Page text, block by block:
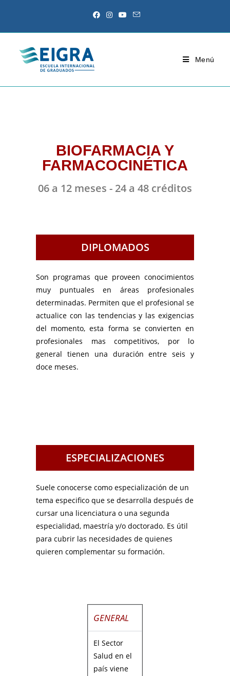
Menú
BIOFARMACIA Y
FARMACOCINÉTICA
06 a 12 meses - 24 a 48 créditos
DIPLOMADOS
Son programas que proveen conocimientos
muy puntuales en áreas profesionales
determinadas. Permiten que el profesional se
actualice con las tendencias y las exigencias
del momento, esta forma se convierten en
profesionales mas competitivos, por lo
general tienen una duración entre seis y
doce meses.
ESPECIALIZACIONES
Suele conocerse como especialización de un
tema especifico que se desarrolla después de
cursar una licenciatura o una segunda
especialidad, maestría y/o doctorado. Es útil
para cubrir las necesidades de quienes
quieren complementar su formación.
GENERAL
El Sector
Salud en el
país viene